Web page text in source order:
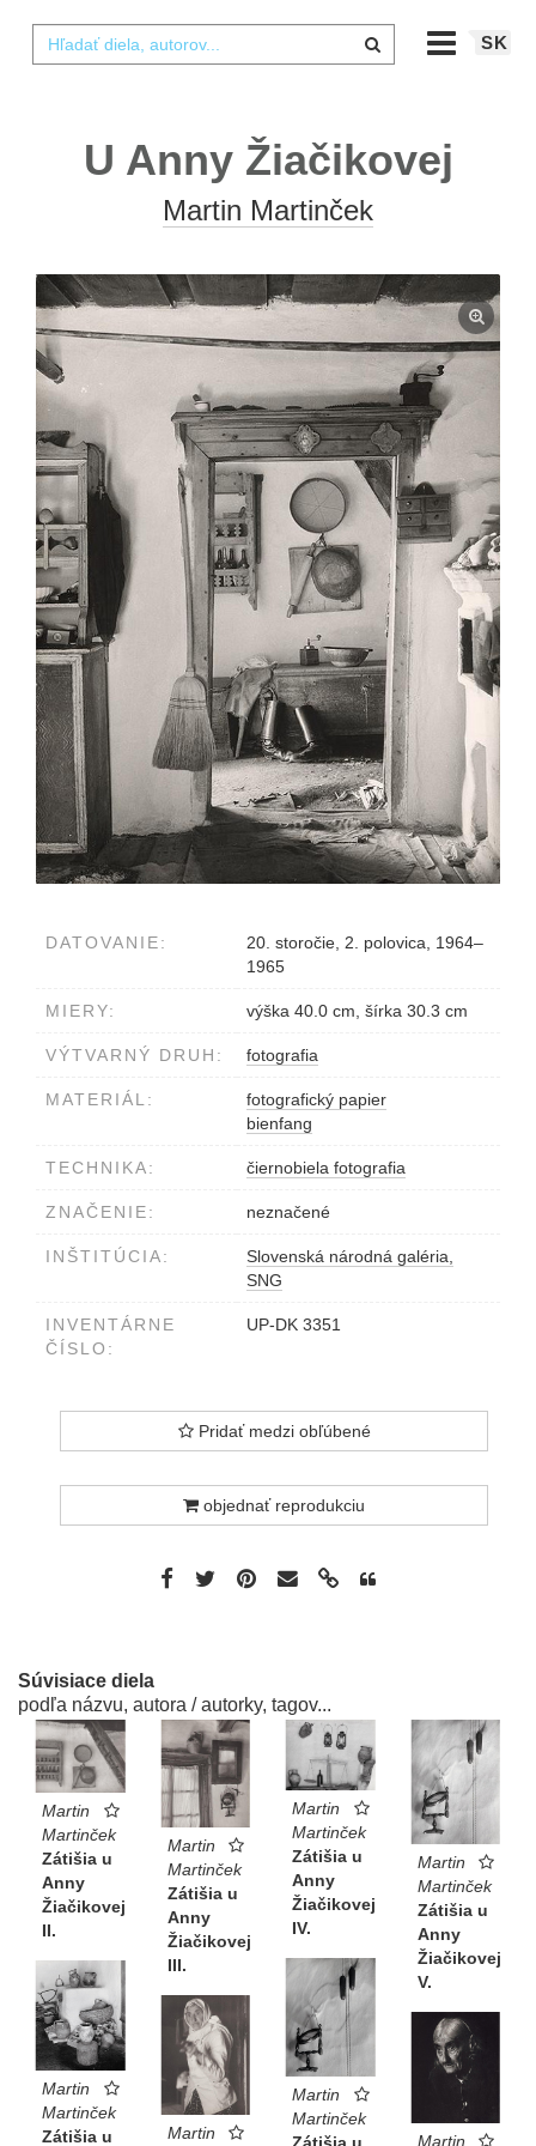
SK
U Anny Žiačikovej
Martin Martinček
DATOVANIE:
20. storočie, 2. polovica, 1964–
1965
MIERY: výška 40.0 cm, šírka 30.3 cm
VÝTVARNÝ DRUH: fotografia
MATERIÁL:
fotografický papier
bienfang
TECHNIKA: čiernobiela fotografia
ZNAČENIE: neznačené
INŠTITÚCIA:
Slovenská národná galéria,
SNG
INVENTÁRNE
ČÍSLO:
UP-DK 3351
Pridať medzi obľúbené
objednať reprodukciu
Súvisiace diela
podľa názvu, autora / autorky, tagov...
Martin
Martinček
Zátišia u
Anny
Žiačikovej
II.
Martin
Martinček
Zátišia u
Anny
Žiačikovej
III.
Martin
Martinček
Zátišia u
Anny
Žiačikovej
IV.
Martin
Martinček
Zátišia u
Anny
Žiačikovej
V.
Martin
Martinček
Martin
Martinček
Zátišia u
Martin Martin